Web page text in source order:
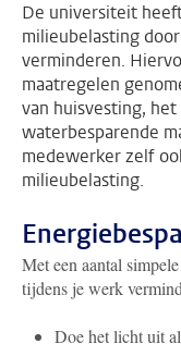
De universiteit
milieubelasting
verminderen.
maatregelen
van huisvesting,
waterbesparende
medewerker zelf
milieubelasting.
Met een aantal
tijdens je werk
Doe het licht uit